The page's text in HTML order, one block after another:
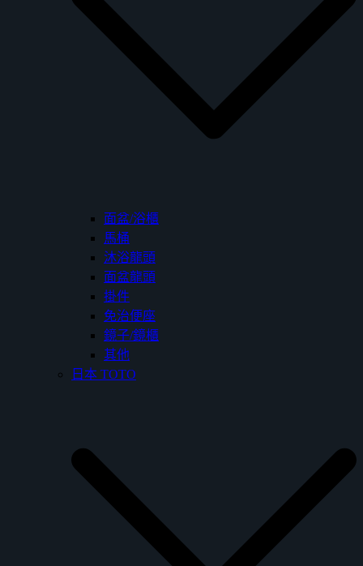
面盆/浴櫃
馬桶
沐浴龍頭
面盆龍頭
掛件
免治便座
鏡子/鏡櫃
其他
日本 TOTO